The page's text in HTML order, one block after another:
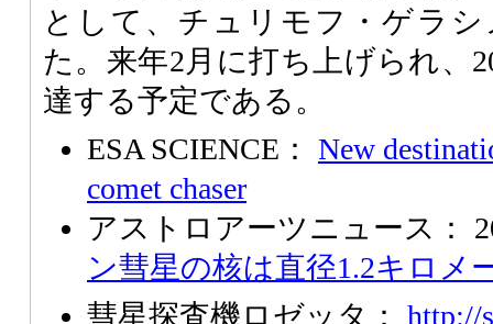
として、チュリモフ・ゲラ
た。来年2月に打ち上げられ、
達する予定である。
ESA SCIENCE： New
comet chaser
アストロアーツニュース：
ン彗星の核は直径1.2キロメ
彗星探査機ロゼッタ： http://